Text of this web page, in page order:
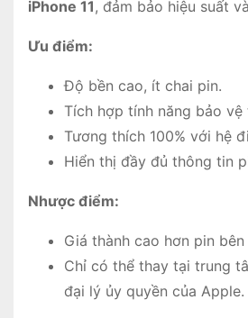
iPhone 11, đảm bảo hiệu suất
Ưu điểm:
Độ bền cao, ít chai pin.
Tích hợp tính năng bảo
Tương thích 100% với hệ
Hiển thị đầy đủ thông tin
Nhược điểm:
Giá thành cao hơn pin
Chỉ có thể thay tại trung
đại lý ủy quyền của Apple.